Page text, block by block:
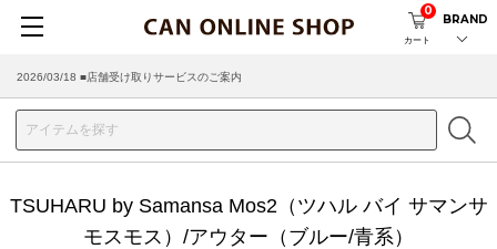
カート
0
BRAND
2026/03/18 ■店舗受け取りサービスのご案内
TSUHARU by Samansa Mos2（ツハル バイ サマンサ
モスモス）/アウター（ブルー/青系）